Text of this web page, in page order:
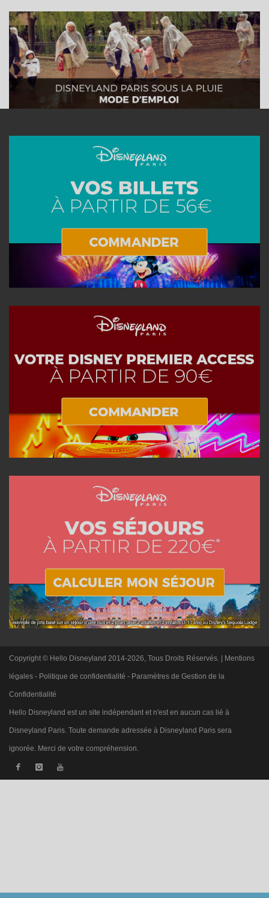
Copyright © Hello Disneyland 2014-2026, Tous Droits Réservés. | Mentions
légales - Politique de confidentialité - Paramètres de Gestion de la
Confidentialité
Hello Disneyland est un site indépendant et n'est en aucun cas lié à
Disneyland Paris. Toute demande adressée à Disneyland Paris sera
ignorée. Merci de votre compréhension.